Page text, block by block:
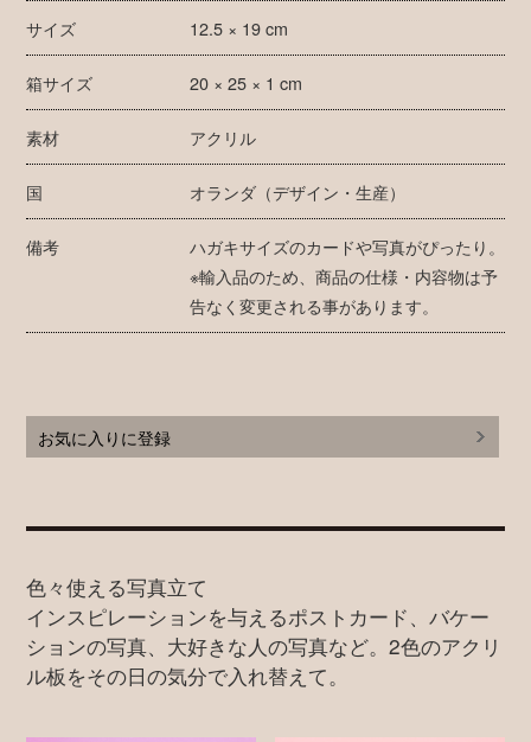
サイズ 12.5 × 19 cm
箱サイズ 20 × 25 × 1 cm
素材 アクリル
国 オランダ（デザイン・生産）
備考
ハガキサイズのカードや写真がぴったり。
※輸入品のため、商品の仕様・内容物は予
告なく変更される事があります。
お気に入りに登録
色々使える写真立て
インスピレーションを与えるポストカード、バケー
ションの写真、大好きな人の写真など。2色のアクリ
ル板をその日の気分で入れ替えて。